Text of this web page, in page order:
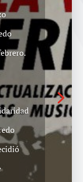
año
Azul